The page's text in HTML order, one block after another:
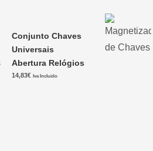
Conjunto Chaves
Universais
Abertura Relógios
14,83€ Iva Incluido